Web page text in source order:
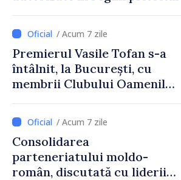
/ Acum 7 zile
Premierul Vasile Tofan s-a
întâlnit, la București, cu
membrii Clubului Oamenilor
/ Acum 7 zile
Consolidarea
parteneriatului moldo-
român, discutată cu liderii